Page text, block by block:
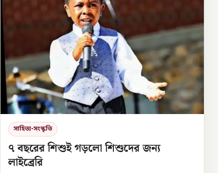
সাহিত্য-সংস্কৃতি
৭ বছরের শিশুই গড়লো শিশুদের জন্য
লাইব্রেরি